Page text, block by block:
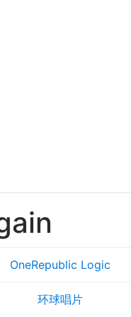
OneRepublic Logic
环球唱片